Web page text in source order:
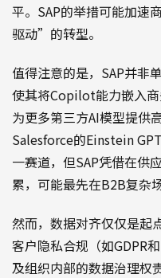
平。SAP的举措可能加
驱动”的转型。
值得注意的是，SAP并非
使其将Copilot能力嵌入
为更多第三方AI模型提供
Salesforce的Einstein
一赛道，但SAP凭借在供
累，可能最先在B2B复杂
然而，数据对齐仅仅是起
客户隐私合规（如GDPR
及组织内部的数据治理